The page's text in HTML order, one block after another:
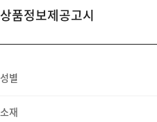
상품정보제공고시
성별
소재